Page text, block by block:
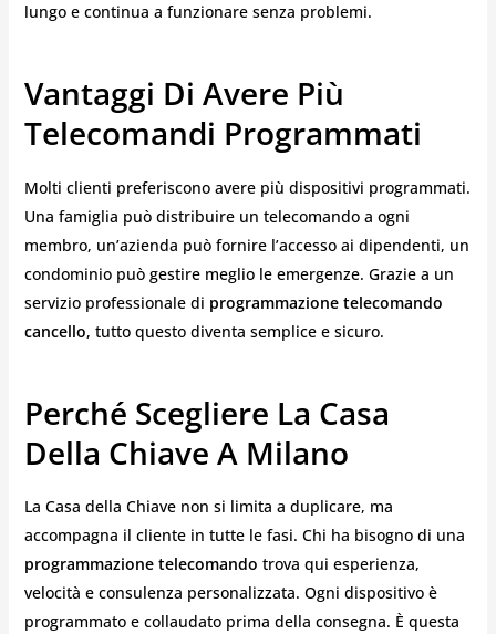
lungo e continua a funzionare senza problemi.
Vantaggi Di Avere Più
Telecomandi Programmati
Molti clienti preferiscono avere più dispositivi programmati.
Una famiglia può distribuire un telecomando a ogni
membro, un’azienda può fornire l’accesso ai dipendenti, un
condominio può gestire meglio le emergenze. Grazie a un
servizio professionale di programmazione telecomando
cancello, tutto questo diventa semplice e sicuro.
Perché Scegliere La Casa
Della Chiave A Milano
La Casa della Chiave non si limita a duplicare, ma
accompagna il cliente in tutte le fasi. Chi ha bisogno di una
programmazione telecomando trova qui esperienza,
velocità e consulenza personalizzata. Ogni dispositivo è
programmato e collaudato prima della consegna. È questa